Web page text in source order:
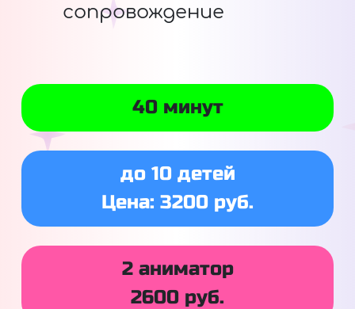
сопровождение
40 минут
до 10 детей
Цена: 3200 руб.
2 аниматор
2600 руб.